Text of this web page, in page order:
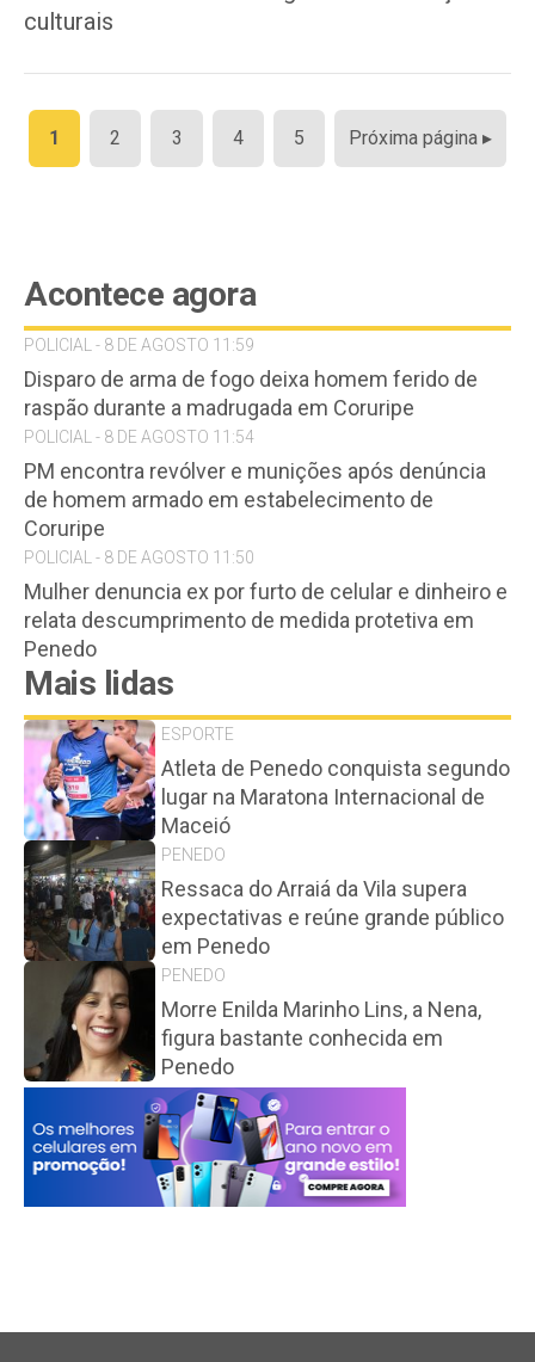
culturais
Paginação
de
1 2 3 4 5 Próxima página ▸
Acontece agora
POLICIAL - 8 DE AGOSTO 11:59
Disparo de arma de fogo deixa homem ferido de
raspão durante a madrugada em Coruripe
POLICIAL - 8 DE AGOSTO 11:54
PM encontra revólver e munições após denúncia
de homem armado em estabelecimento de
Coruripe
POLICIAL - 8 DE AGOSTO 11:50
Mulher denuncia ex por furto de celular e dinheiro e
relata descumprimento de medida protetiva em
Penedo
Mais lidas
ESPORTE
Atleta de Penedo conquista segundo
lugar na Maratona Internacional de
Maceió
PENEDO
Ressaca do Arraiá da Vila supera
expectativas e reúne grande público
em Penedo
PENEDO
Morre Enilda Marinho Lins, a Nena,
figura bastante conhecida em
Penedo